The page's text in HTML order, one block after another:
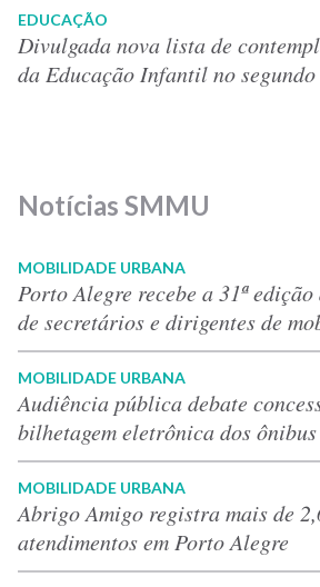
EDUCAÇÃO
Divulgada nova lista de
da Educação Infantil no segundo
Notícias SMMU
MOBILIDADE URBANA
Porto Alegre recebe a 31ª
de secretários e dirigentes de
MOBILIDADE URBANA
Audiência pública debate
bilhetagem eletrônica dos ônibus
MOBILIDADE URBANA
Abrigo Amigo registra mais de
atendimentos em Porto Alegre